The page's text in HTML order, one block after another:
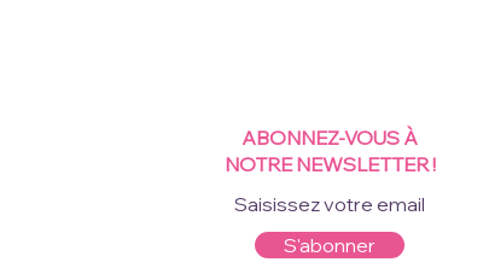
ABONNEZ-VOUS À
NOTRE NEWSLETTER !
S'abonner